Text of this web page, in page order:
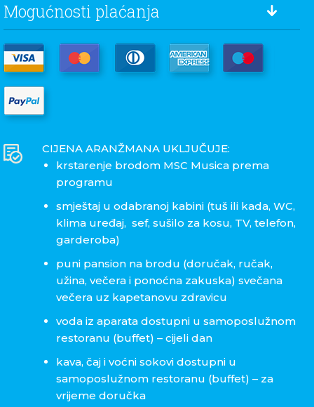
Mogućnosti plaćanja
CIJENA ARANŽMANA UKLJUČUJE:
krstarenje brodom MSC Musica prema
programu
smještaj u odabranoj kabini (tuš ili kada, WC,
klima uređaj, sef, sušilo za kosu, TV, telefon,
garderoba)
puni pansion na brodu (doručak, ručak,
užina, večera i ponoćna zakuska) svečana
večera uz kapetanovu zdravicu
voda iz aparata dostupni u samoposlužnom
restoranu (buffet) – cijeli dan
kava, čaj i voćni sokovi dostupni u
samoposlužnom restoranu (buffet) – za
vrijeme doručka